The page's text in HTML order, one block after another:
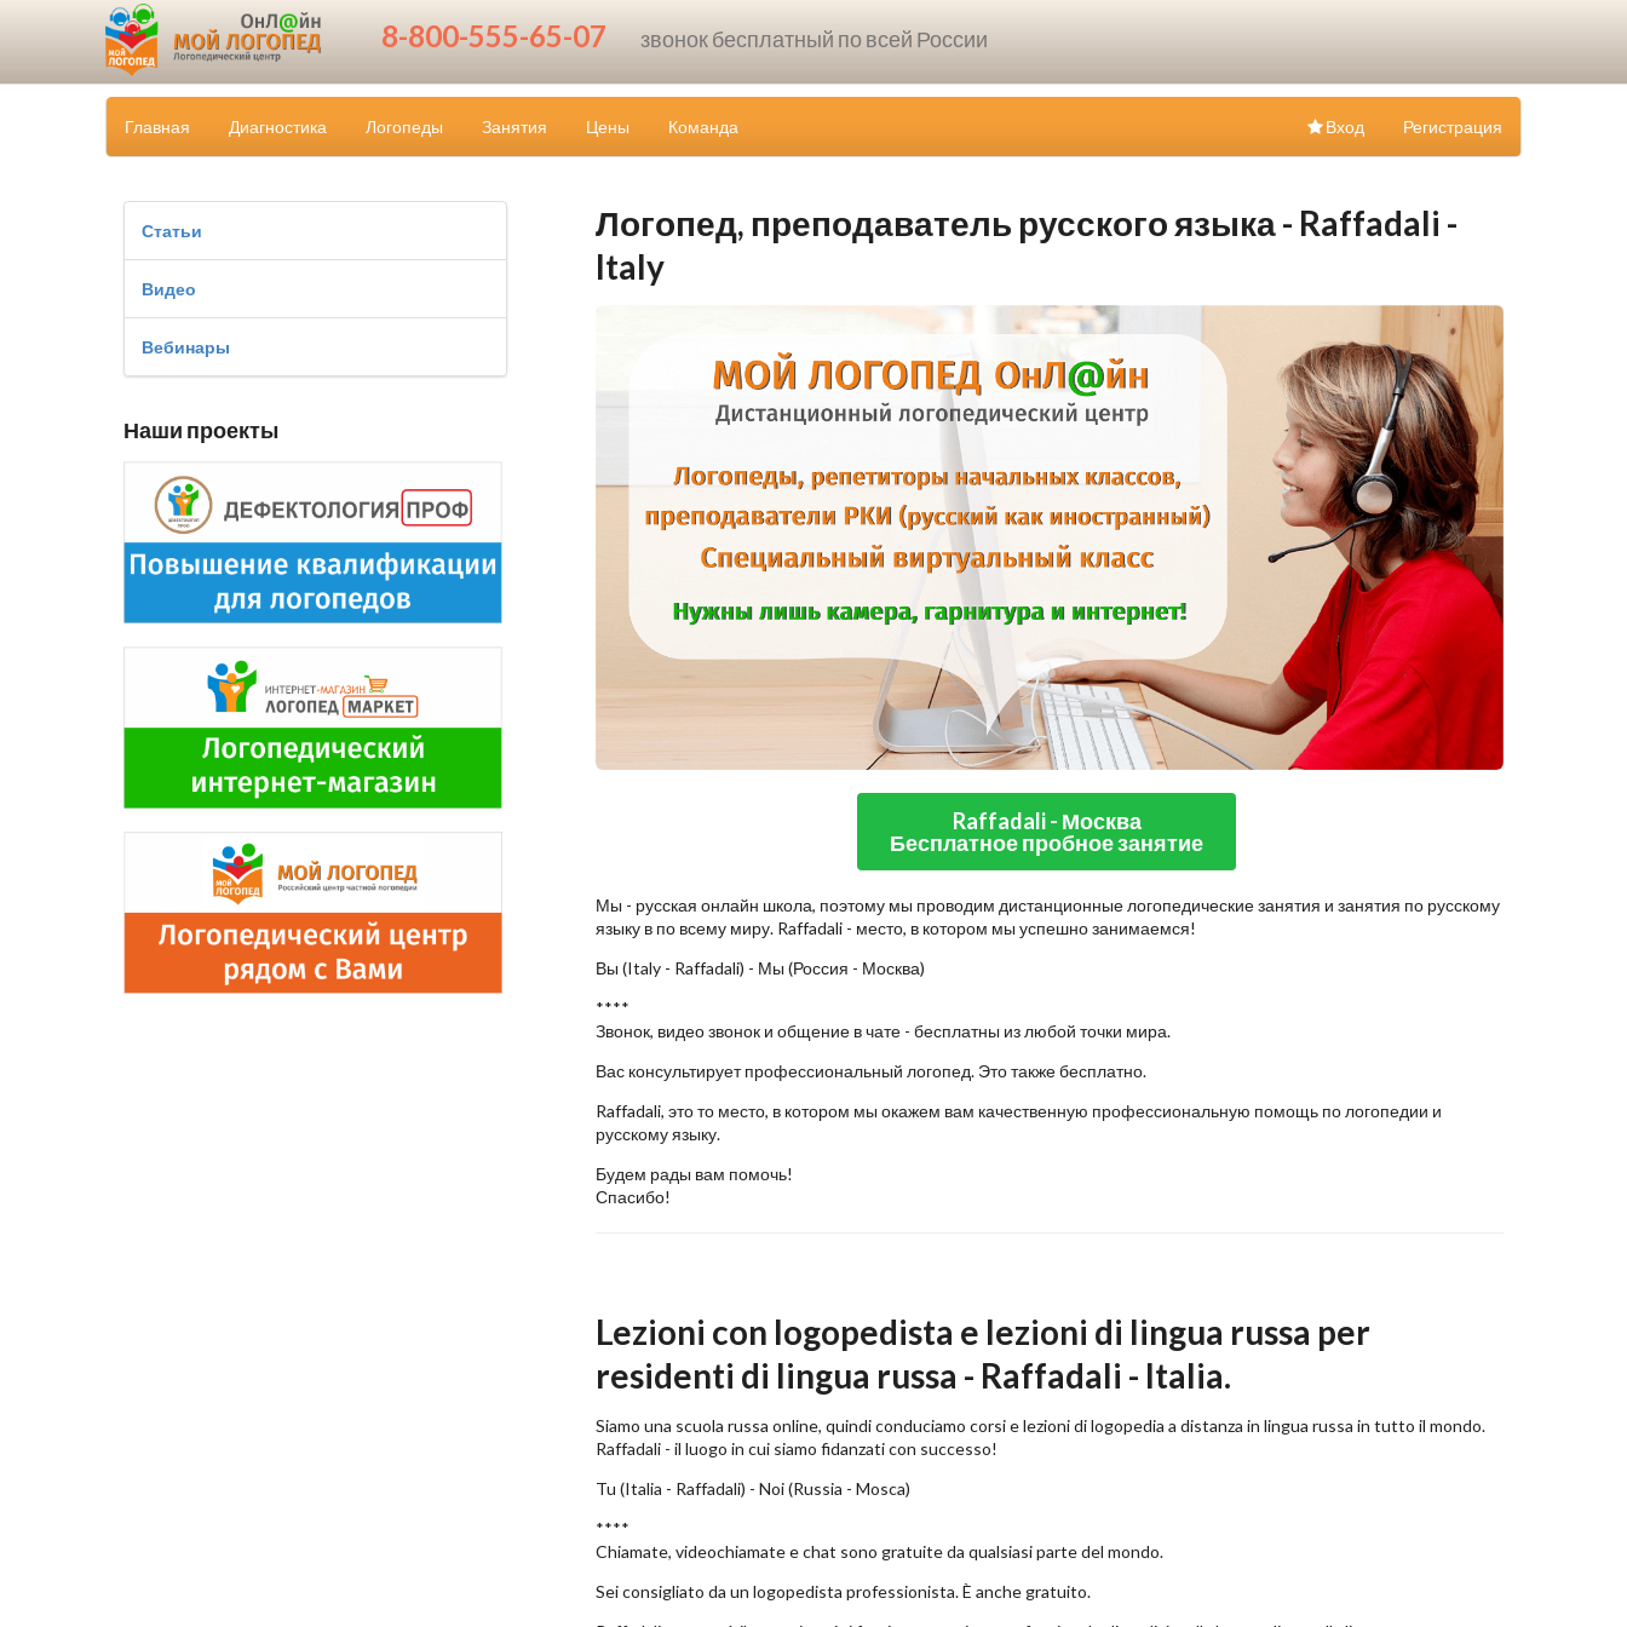
8-800-555-65-07 звонок бесплатный по всей России
Главная Диагностика Логопеды Занятия Цены Команда Регистрация
Вход
Статьи
Видео
Вебинары
Наши проекты
Логопед, преподаватель русского языка - Raffadali -
Italy
Raffadali - Москва
Бесплатное пробное занятие
Мы - русская онлайн школа, поэтому мы проводим дистанционные логопедические занятия и занятия по русскому
языку в по всему миру. Raffadali - место, в котором мы успешно занимаемся!
Вы (Italy - Raffadali) - Мы (Россия - Москва)
****
Звонок, видео звонок и общение в чате - бесплатны из любой точки мира.
Вас консультирует профессиональный логопед. Это также бесплатно.
Raffadali, это то место, в котором мы окажем вам качественную профессиональную помощь по логопедии и
русскому языку.
Будем рады вам помочь!
Спасибо!
Lezioni con logopedista e lezioni di lingua russa per
residenti di lingua russa - Raffadali - Italia.
Siamo una scuola russa online, quindi conduciamo corsi e lezioni di logopedia a distanza in lingua russa in tutto il mondo.
Raffadali - il luogo in cui siamo fidanzati con successo!
Tu (Italia - Raffadali) - Noi (Russia - Mosca)
****
Chiamate, videochiamate e chat sono gratuite da qualsiasi parte del mondo.
Sei consigliato da un logopedista professionista. È anche gratuito.